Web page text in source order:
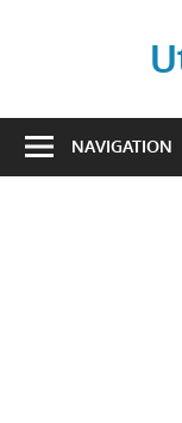
NAVIGATION